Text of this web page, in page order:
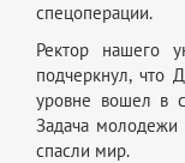
спецоперации.
Ректор нашего
подчеркнул, что
уровне вошел в
Задача молодежи
спасли мир.